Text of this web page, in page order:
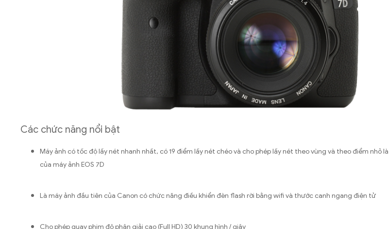
Các chức năng nổi bật
Máy ảnh có tốc độ lấy nét nhanh nhất, có 19 điểm lấy nét chéo và cho phép lấy nét theo vùng và theo điểm nhỏ
của máy ảnh EOS 7D
Là máy ảnh đầu tiên của Canon có chức năng điều khiển đèn flash rời bằng wifi và thước canh ngang điện tử
Cho phép quay phim độ phân giải cao (Full HD) 30 khung hình / giây